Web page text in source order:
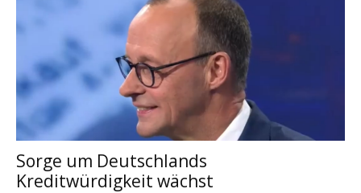
Sorge um Deutschlands
Kreditwürdigkeit wächst